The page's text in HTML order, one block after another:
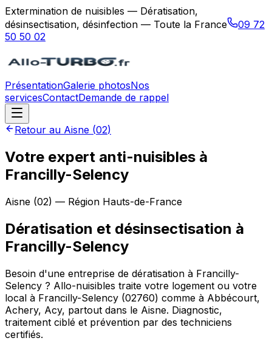
Extermination de nuisibles — Dératisation,
désinsectisation, désinfection — Toute la France
09 72
50 50 02
PrésentationGalerie photosNos
servicesContactDemande de rappel
Retour au Aisne (02)
Votre expert anti-nuisibles à
Francilly-Selency
Aisne (02) — Région Hauts-de-France
Dératisation et désinsectisation à
Francilly-Selency
Besoin d'une entreprise de dératisation à Francilly-
Selency ? Allo-nuisibles traite votre logement ou votre
local à Francilly-Selency (02760) comme à Abbécourt,
Achery, Acy, partout dans le Aisne. Diagnostic,
traitement ciblé et prévention par des techniciens
certifiés.